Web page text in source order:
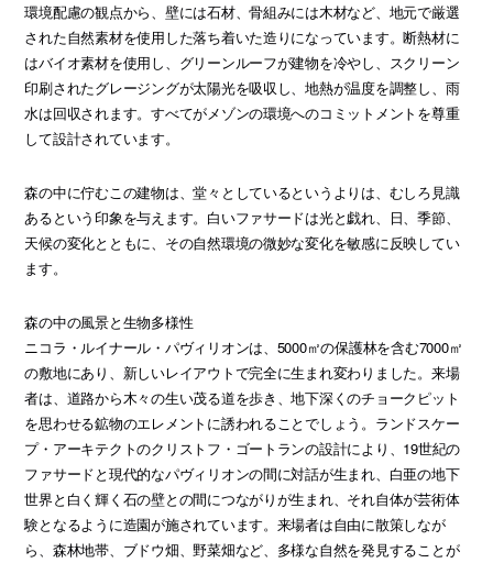
環境配慮の観点から、壁には石材、骨組みには木材など、地元で厳選
された自然素材を使用した落ち着いた造りになっています。断熱材に
はバイオ素材を使用し、グリーンルーフが建物を冷やし、スクリーン
印刷されたグレージングが太陽光を吸収し、地熱が温度を調整し、雨
水は回収されます。すべてがメゾンの環境へのコミットメントを尊重
して設計されています。
森の中に佇むこの建物は、堂々としているというよりは、むしろ見識
あるという印象を与えます。白いファサードは光と戯れ、日、季節、
天候の変化とともに、その自然環境の微妙な変化を敏感に反映してい
ます。
森の中の風景と生物多様性
ニコラ・ルイナール・パヴィリオンは、5000㎡の保護林を含む7000㎡
の敷地にあり、新しいレイアウトで完全に生まれ変わりました。来場
者は、道路から木々の生い茂る道を歩き、地下深くのチョークピット
を思わせる鉱物のエレメントに誘われることでしょう。ランドスケー
プ・アーキテクトのクリストフ・ゴートランの設計により、19世紀の
ファサードと現代的なパヴィリオンの間に対話が生まれ、白亜の地下
世界と白く輝く石の壁との間につながりが生まれ、それ自体が芸術体
験となるように造園が施されています。来場者は自由に散策しなが
ら、森林地帯、ブドウ畑、野菜畑など、多様な自然を発見することが